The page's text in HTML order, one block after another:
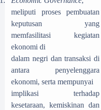
meliputi proses pembuatan
keputusan yang
memfasilitasi kegiatan
ekonomi di
dalam negri dan transaksi di
antara penyelenggara
ekonomi, serta mempunyai
implikasi terhadap
kesetaraan, kemiskinan dan